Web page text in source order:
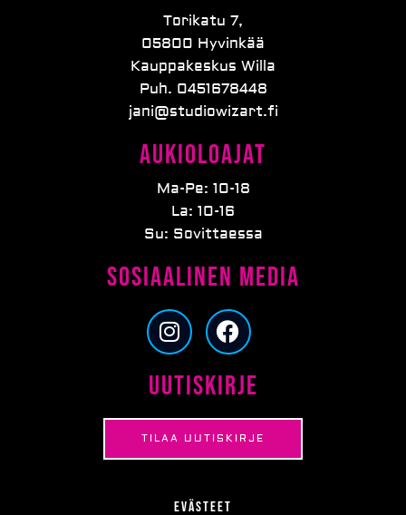
Torikatu 7,
05800 Hyvinkää
Kauppakeskus Willa
Puh. 0451678448
jani@studiowizart.fi
Aukioloajat
Ma-Pe: 10-18
La: 10-16
Su: Sovittaessa
Sosiaalinen media
I
n
t
g
r
m
F
a
e
o
o
Uutiskirje
TILAA UUTISKIRJE
Evästeet